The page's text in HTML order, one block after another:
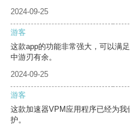
2024-09-25
游客
这款app的功能非常强大，可以满
中游刃有余。
2024-09-25
游客
这款加速器VPM应用程序已经为
护。